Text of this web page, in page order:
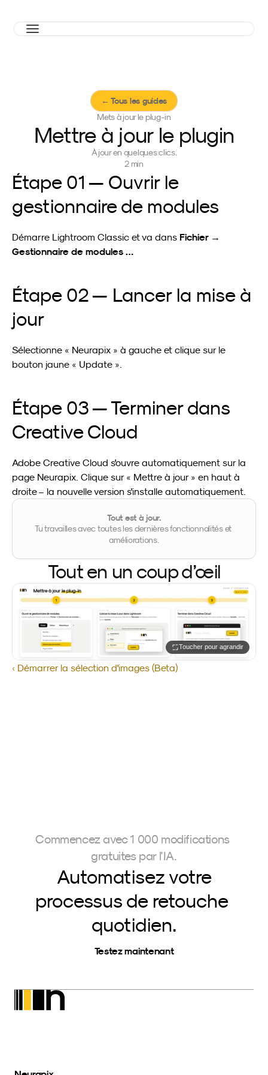
← Tous les guides
Mets à jour le plug-in
Mettre à jour le plugin
À jour en quelques clics.
2 min
Étape 01 — Ouvrir le
gestionnaire de modules
Démarre Lightroom Classic et va dans Fichier →
Gestionnaire de modules …
Étape 02 — Lancer la mise à
jour
Sélectionne « Neurapix » à gauche et clique sur le
bouton jaune « Update ».
Étape 03 — Terminer dans
Creative Cloud
Adobe Creative Cloud s'ouvre automatiquement sur la
page Neurapix. Clique sur « Mettre à jour » en haut à
droite – la nouvelle version s'installe automatiquement.
Tout est à jour.
Tu travailles avec toutes les dernières fonctionnalités et
améliorations.
Tout en un coup d’œil
Toucher pour agrandir
‹ Démarrer la sélection d'images (Beta)
Commencez avec 1 000 modifications
gratuites par l'IA.
Automatisez votre
processus de retouche
quotidien.
Testez maintenant